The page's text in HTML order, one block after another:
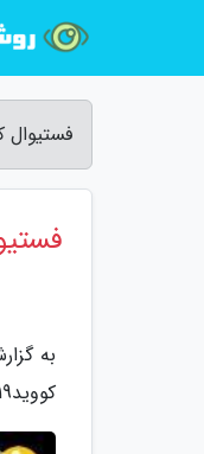
فستیوال
به
کووید19 به صورت مجازی برگزار شده بود امسال در های خود را به روی علاقمندان باز کرده است.